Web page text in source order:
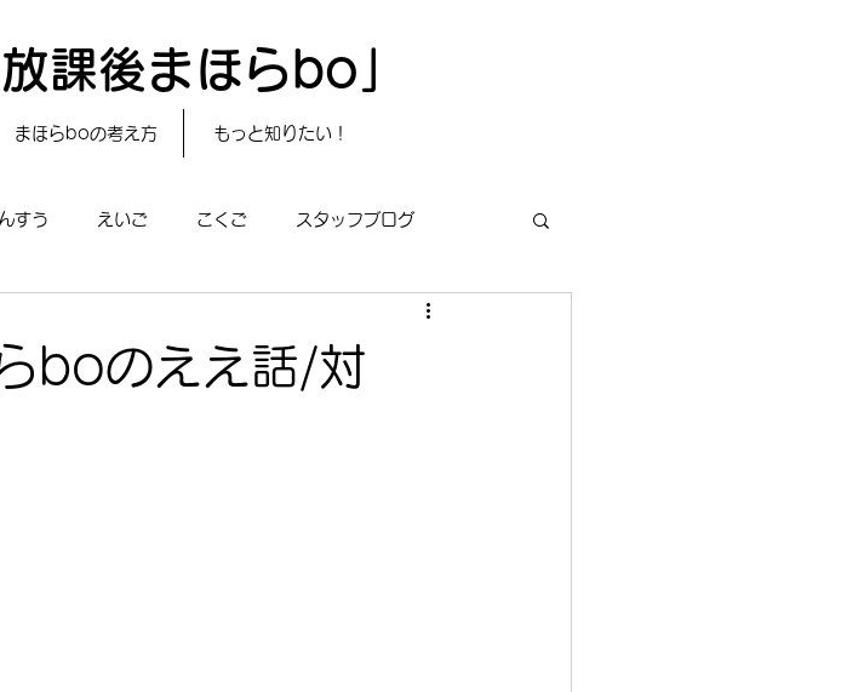
課後まほらbo」
まほらboの考え方 もっと知りたい！
すう えいご こくご スタッフブログ
boのええ話/対